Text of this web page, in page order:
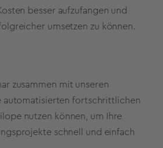
besser aufzufangen und
umsetzen zu können.
zusammen mit unseren
automatisierten fortschrittlichen
nutzen können, um Ihre
schnell und einfach